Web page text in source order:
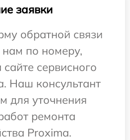
заявки
обратной связи
по номеру,
сервисного
Наш консультант
для уточнения
ремонта
Proxima.